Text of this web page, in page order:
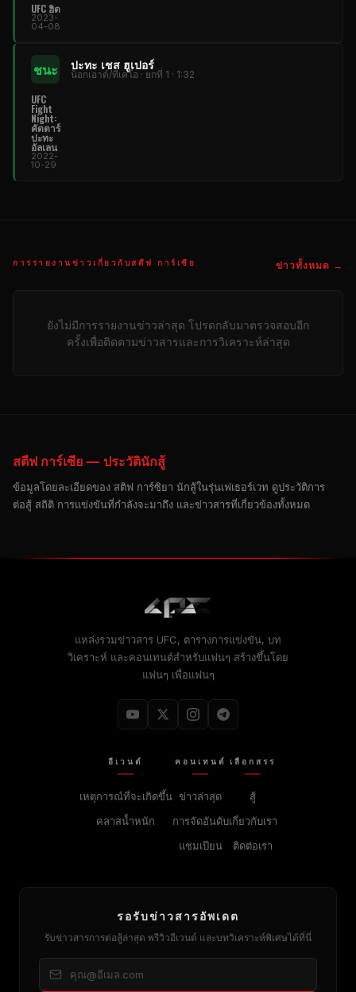
UFC ฮิต
2023-
04-08
ชนะ ปะทะ เชส ฮูเปอร์
น็อกเอาต์/ทีเคโอ · ยกที่ 1 · 1:32
UFC
Fight
Night:
คัตตาร์
ปะทะ
อัลเลน
2022-
10-29
การรายงานข่าวเกี่ยวกับสตีฟ การ์เซีย ข่าวทั้งหมด →
ยังไม่มีการรายงานข่าวล่าสุด โปรดกลับมาตรวจสอบอีก
ครั้งเพื่อติดตามข่าวสารและการวิเคราะห์ล่าสุด
สตีฟ การ์เซีย — ประวัตินักสู้
ข้อมูลโดยละเอียดของ สติฟ การ์ซิยา นักสู้ในรุ่นเฟเธอร์เวท ดูประวัติการ
ต่อสู้ สถิติ การแข่งขันที่กำลังจะมาถึง และข่าวสารที่เกี่ยวข้องทั้งหมด
แหล่งรวมข่าวสาร UFC, ตารางการแข่งขัน, บท
วิเคราะห์ และคอนเทนต์สำหรับแฟนๆ สร้างขึ้นโดย
แฟนๆ เพื่อแฟนๆ
อีเวนต์
เหตุการณ์ที่จะเกิดขึ้น
คลาสน้ำหนัก
คอนเทนต์
ข่าวล่าสุด
การจัดอันดับ
แชมเปียน
เลือกสรร
สู้
เกี่ยวกับเรา
ติดต่อเรา
รอรับข่าวสารอัพเดต
รับข่าวสารการต่อสู้ล่าสุด พรีวิวอีเวนต์ และบทวิเคราะห์พิเศษได้ที่นี่